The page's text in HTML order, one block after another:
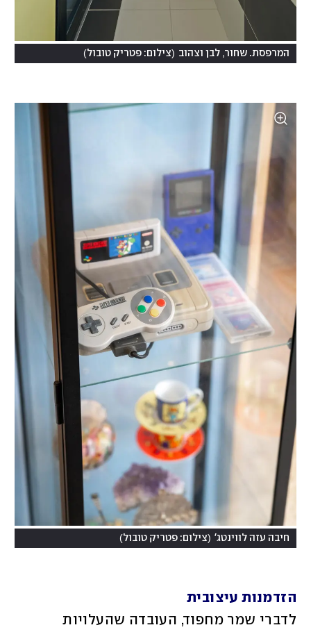
המרפסת. שחור, לבן וצהוב (צילום: פטריק טובול)
חיבה עזה לווינטג' (צילום: פטריק טובול)
הזדמנות עיצובית
לדברי שמר מחפוד, העובדה שהעלויות